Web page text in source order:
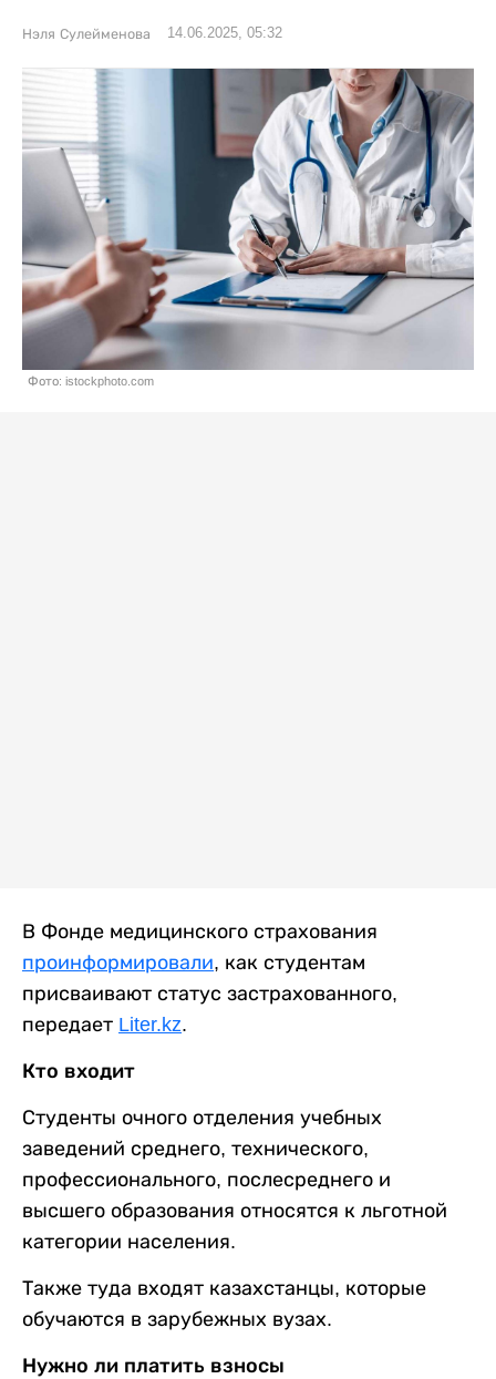
Нэля Сулейменова 14.06.2025, 05:32
Фото: istockphoto.com
В Фонде медицинского страхования
проинформировали, как студентам
присваивают статус застрахованного,
передает Liter.kz.
Кто входит
Студенты очного отделения учебных
заведений среднего, технического,
профессионального, послесреднего и
высшего образования относятся к льготной
категории населения.
Также туда входят казахстанцы, которые
обучаются в зарубежных вузах.
Нужно ли платить взносы